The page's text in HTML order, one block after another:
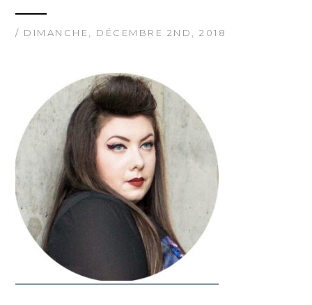
/ DIMANCHE, DÉCEMBRE 2ND, 2018